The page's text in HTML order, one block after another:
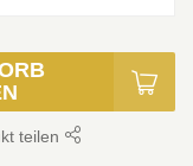
teilen